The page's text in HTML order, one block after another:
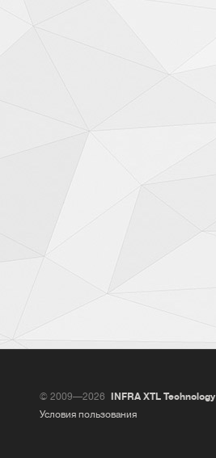
© 2009—2026
INFRA XTL Technology
Условия пользования